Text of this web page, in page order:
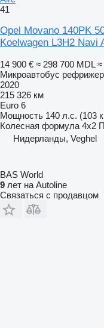
41
Opel Movano 140PK
Koelwagen L3H2 Navi
14 900 € ≈ 298 700 MDL ≈
Микроавтобус
2020
215 326 км
Euro 6
Мощность 140 л.с. (103
Колесная формула 4x2
Нидерланды, Veghel
BAS World
9 лет на Autoline
Связаться с продавцом